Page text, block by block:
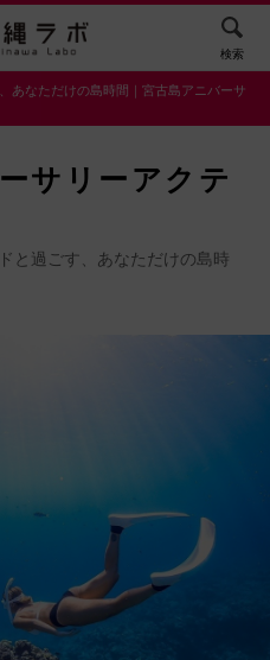
検索
あなただけの島時間｜宮古島アニバーサ
サリーアクテ
と過ごす、あなただけの島時